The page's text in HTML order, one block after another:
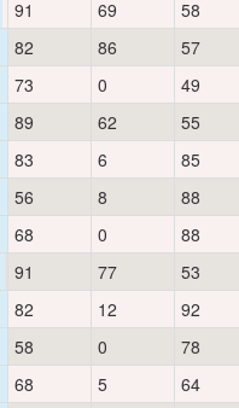
91 69 58
82 86 57
73 0 49
89 62 55
83 6 85
56 8 88
68 0 88
91 77 53
82 12 92
58 0 78
68 5 64